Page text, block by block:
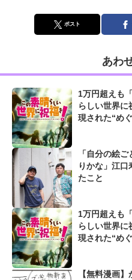
ポスト
あわ
1万円超えも
らしい世界
現された“め
「自分の絵
りかな」江
たこと
1万円超えも
らしい世界
現された“め
【無料漫画